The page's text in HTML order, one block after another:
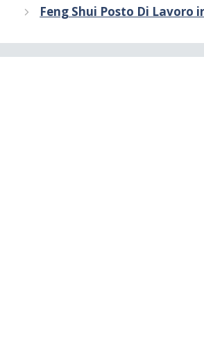
Feng Shui Posto Di Lavoro